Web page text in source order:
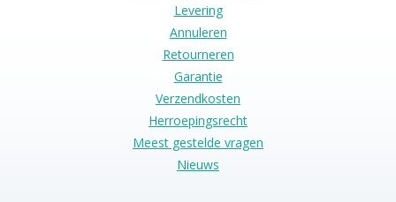
Levering
Annuleren
Retourneren
Garantie
Verzendkosten
Herroepingsrecht
Meest gestelde vragen
Nieuws